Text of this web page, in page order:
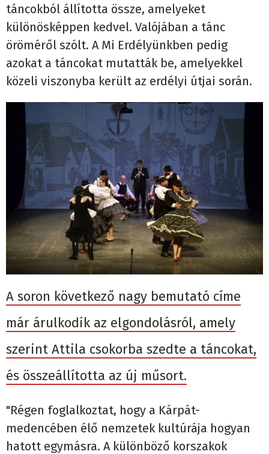
táncokból állította össze, amelyeket
különösképpen kedvel. Valójában a tánc
öröméről szólt. A Mi Erdélyünkben pedig
azokat a táncokat mutatták be, amelyekkel
közeli viszonyba került az erdélyi útjai során.
A soron következő nagy bemutató címe
már árulkodik az elgondolásról, amely
szerint Attila csokorba szedte a táncokat,
és összeállította az új műsort.
"Régen foglalkoztat, hogy a Kárpát-
medencében élő nemzetek kultúrája hogyan
hatott egymásra. A különböző korszakok